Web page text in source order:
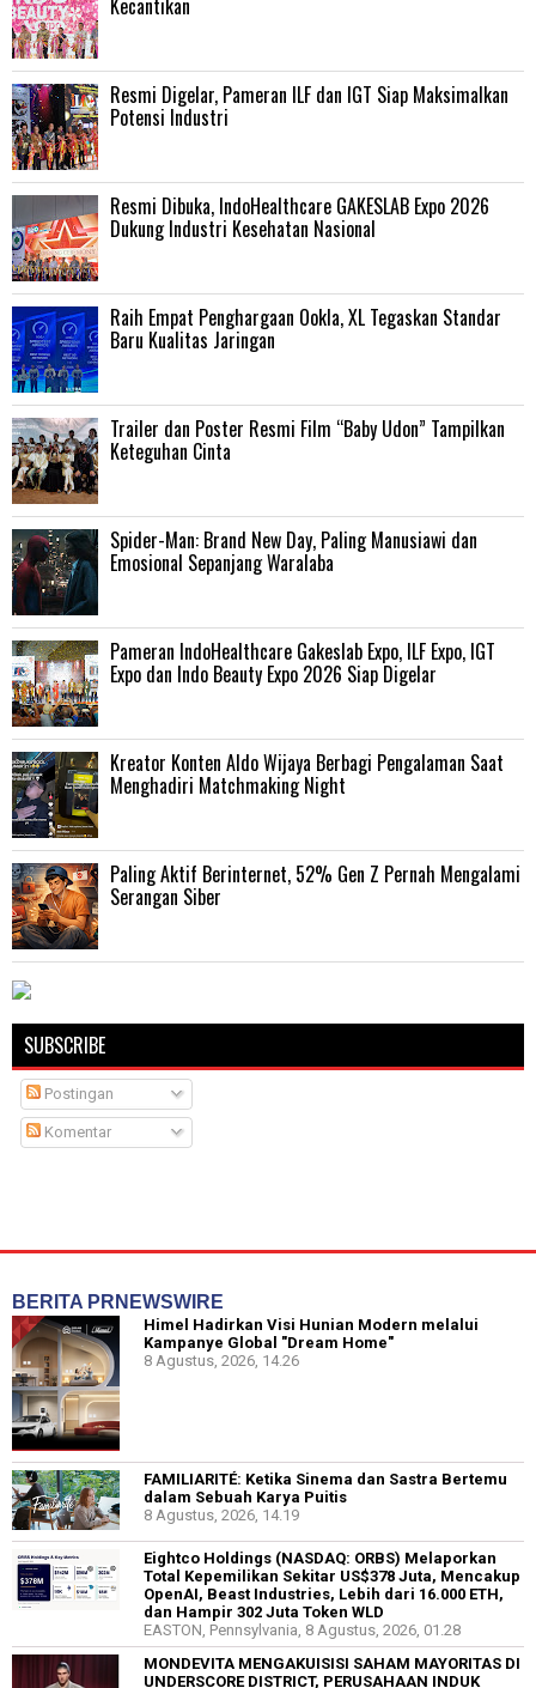
Kecantikan
Resmi Digelar, Pameran ILF dan IGT Siap Maksimalkan
Potensi Industri
Resmi Dibuka, IndoHealthcare GAKESLAB Expo 2026
Dukung Industri Kesehatan Nasional
Raih Empat Penghargaan Ookla, XL Tegaskan Standar
Baru Kualitas Jaringan
Trailer dan Poster Resmi Film “Baby Udon” Tampilkan
Keteguhan Cinta
‎Spider-Man: Brand New Day, Paling Manusiawi dan
Emosional Sepanjang Waralaba
Pameran IndoHealthcare Gakeslab Expo, ILF Expo, IGT
Expo dan Indo Beauty Expo 2026 Siap Digelar
Kreator Konten Aldo Wijaya Berbagi Pengalaman Saat
Menghadiri Matchmaking Night
Paling Aktif Berinternet, 52% Gen Z Pernah Mengalami
Serangan Siber
SUBSCRIBE
Postingan
Komentar
BERITA PRNEWSWIRE
Himel Hadirkan Visi Hunian Modern melalui
Kampanye Global "Dream Home"
8 Agustus, 2026, 14.26
FAMILIARITÉ: Ketika Sinema dan Sastra Bertemu
dalam Sebuah Karya Puitis
8 Agustus, 2026, 14.19
Eightco Holdings (NASDAQ: ORBS) Melaporkan
Total Kepemilikan Sekitar US$378 Juta, Mencakup
OpenAI, Beast Industries, Lebih dari 16.000 ETH,
dan Hampir 302 Juta Token WLD
EASTON, Pennsylvania, 8 Agustus, 2026, 01.28
MONDEVITA MENGAKUISISI SAHAM MAYORITAS DI
UNDERSCORE DISTRICT, PERUSAHAAN INDUK